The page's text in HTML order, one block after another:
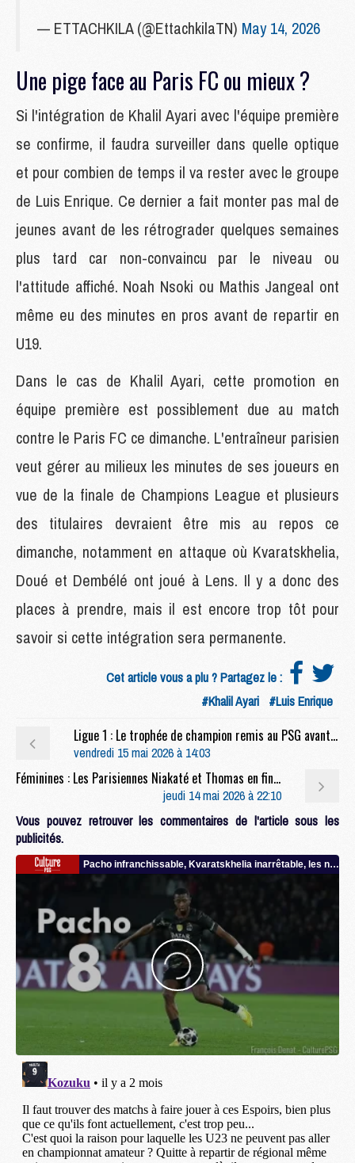
— ETTACHKILA (@EttachkilaTN) May 14, 2026
Une pige face au Paris FC ou mieux ?
Si l'intégration de Khalil Ayari avec l'équipe première
se confirme, il faudra surveiller dans quelle optique
et pour combien de temps il va rester avec le groupe
de Luis Enrique. Ce dernier a fait monter pas mal de
jeunes avant de les rétrograder quelques semaines
plus tard car non-convaincu par le niveau ou
l'attitude affiché. Noah Nsoki ou Mathis Jangeal ont
même eu des minutes en pros avant de repartir en
U19.
Dans le cas de Khalil Ayari, cette promotion en
équipe première est possiblement due au match
contre le Paris FC ce dimanche. L'entraîneur parisien
veut gérer au milieux les minutes de ses joueurs en
vue de la finale de Champions League et plusieurs
des titulaires devraient être mis au repos ce
dimanche, notamment en attaque où Kvaratskhelia,
Doué et Dembélé ont joué à Lens. Il y a donc des
places à prendre, mais il est encore trop tôt pour
savoir si cette intégration sera permanente.
Cet article vous a plu ? Partagez le :
#Khalil Ayari #Luis Enrique
Ligue 1 : Le trophée de champion remis au PSG avant son dernier match ?
vendredi 15 mai 2026 à 14:03
Féminines : Les Parisiennes Niakaté et Thomas en finale de l'Euro U17 féminin face à l'Allemagne
jeudi 14 mai 2026 à 22:10
Vous pouvez retrouver les commentaires de l'article sous les
publicités.